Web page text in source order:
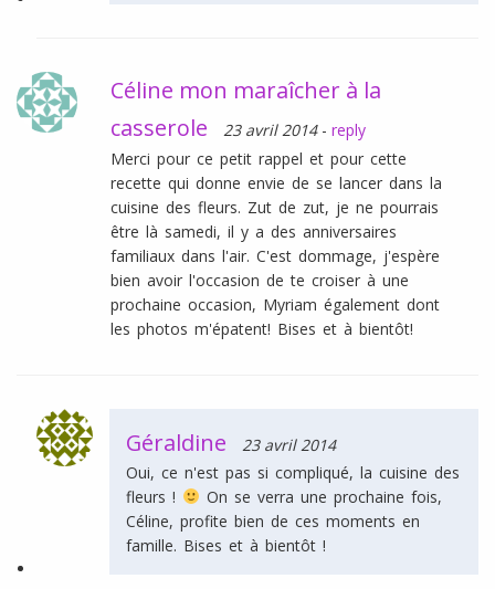
Céline mon maraîcher à la
casserole
23 avril 2014 - reply
Merci pour ce petit rappel et pour cette
recette qui donne envie de se lancer dans la
cuisine des fleurs. Zut de zut, je ne pourrais
être là samedi, il y a des anniversaires
familiaux dans l'air. C'est dommage, j'espère
bien avoir l'occasion de te croiser à une
prochaine occasion, Myriam également dont
les photos m'épatent! Bises et à bientôt!
Géraldine
23 avril 2014
Oui, ce n'est pas si compliqué, la cuisine des
fleurs !
On se verra une prochaine fois,
Céline, profite bien de ces moments en
famille. Bises et à bientôt !